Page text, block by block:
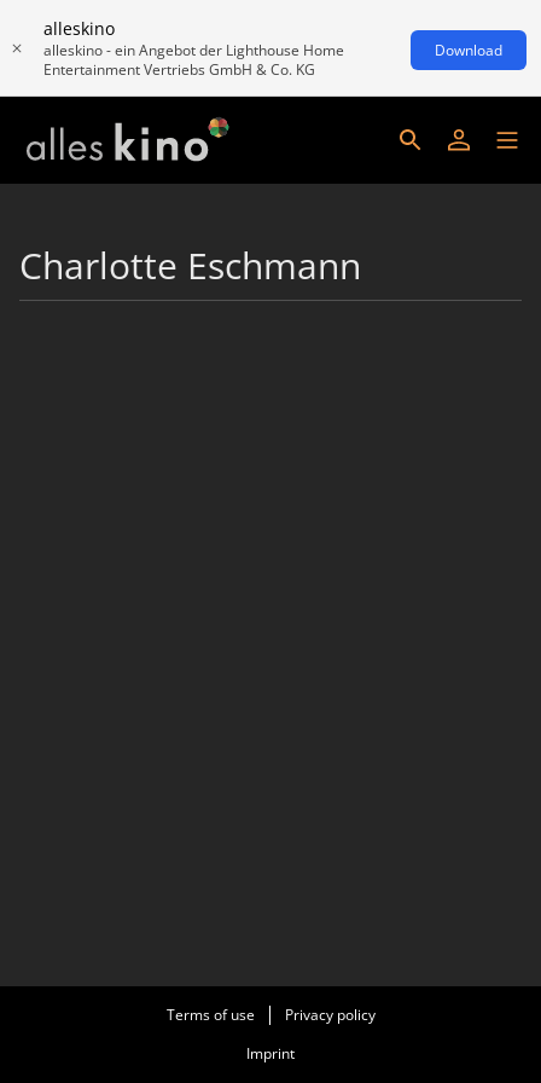
alleskino
alleskino - ein Angebot der Lighthouse Home
Entertainment Vertriebs GmbH & Co. KG
Download
Charlotte Eschmann
Terms of use
Privacy policy
Imprint